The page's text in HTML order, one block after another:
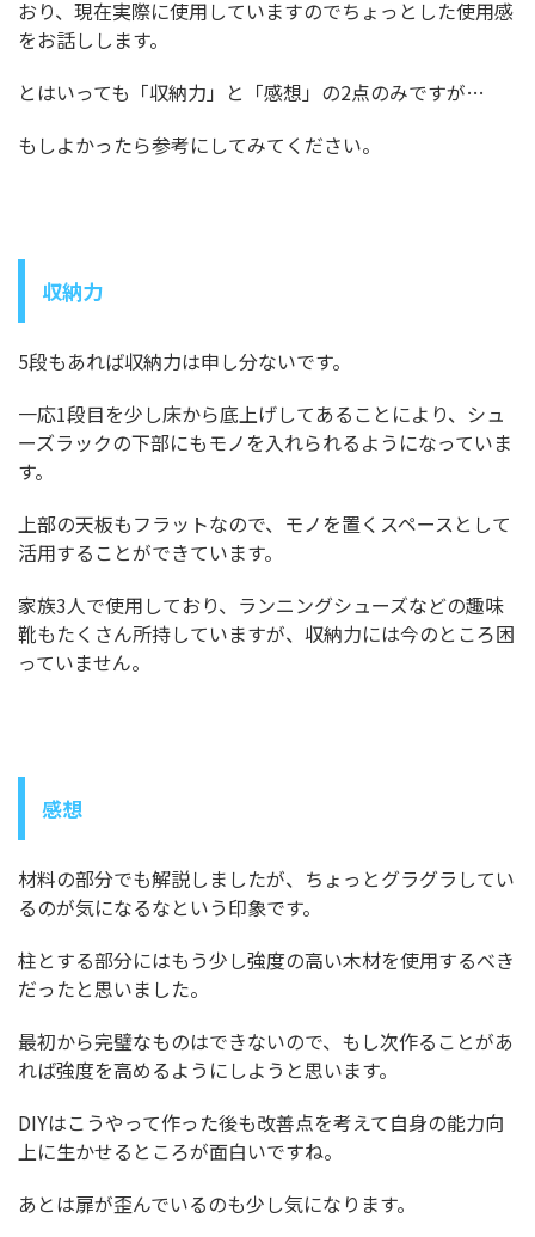
おり、現在実際に使用していますのでちょっとした使用感
をお話しします。
とはいっても「収納力」と「感想」の2点のみですが…
もしよかったら参考にしてみてください。
収納力
5段もあれば収納力は申し分ないです。
一応1段目を少し床から底上げしてあることにより、シュ
ーズラックの下部にもモノを入れられるようになっていま
す。
上部の天板もフラットなので、モノを置くスペースとして
活用することができています。
家族3人で使用しており、ランニングシューズなどの趣味
靴もたくさん所持していますが、収納力には今のところ困
っていません。
感想
材料の部分でも解説しましたが、ちょっとグラグラしてい
るのが気になるなという印象です。
柱とする部分にはもう少し強度の高い木材を使用するべき
だったと思いました。
最初から完璧なものはできないので、もし次作ることがあ
れば強度を高めるようにしようと思います。
DIYはこうやって作った後も改善点を考えて自身の能力向
上に生かせるところが面白いですね。
あとは扉が歪んでいるのも少し気になります。